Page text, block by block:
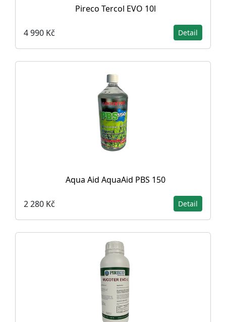
Pireco Tercol EVO 10l
4 990 Kč Detail
Aqua Aid AquaAid PBS 150
2 280 Kč Detail